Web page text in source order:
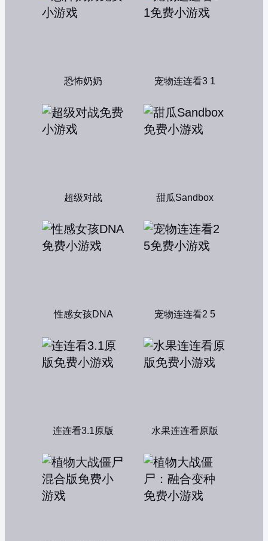
恐怖奶奶 宠物连连看3 1
超级对战 甜瓜Sandbox
性感女孩DNA 宠物连连看2 5
连连看3.1原版 水果连连看原版